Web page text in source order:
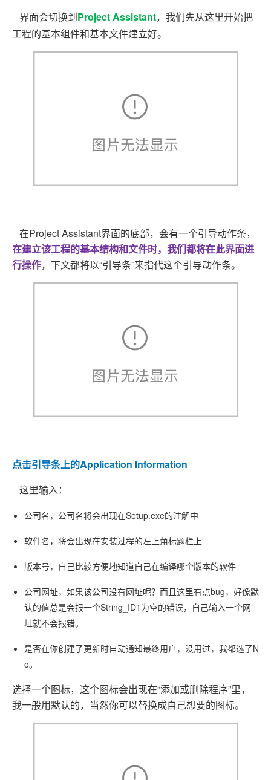
界面会切换到Project Assistant，我们先从这里开始把
工程的基本组件和基本文件建立好。
在Project Assistant界面的底部，会有一个引导动作条，
在建立该工程的基本结构和文件时，我们都将在此界面进
行操作，下文都将以“引导条”来指代这个引导动作条。
点击引导条上的Application Information
这里输入：
公司名，公司名将会出现在Setup.exe的注解中
软件名，将会出现在安装过程的左上角标题栏上
版本号，自己比较方便地知道自己在编译哪个版本的软件
公司网址，如果该公司没有网址呢？而且这里有点bug，好像默
认的值总是会报一个String_ID1为空的错误，自己输入一个网
址就不会报错。
是否在你创建了更新时自动通知最终用户，没用过，我都选了N
o。
选择一个图标，这个图标会出现在“添加或删除程序”里，
我一般用默认的，当然你可以替换成自己想要的图标。